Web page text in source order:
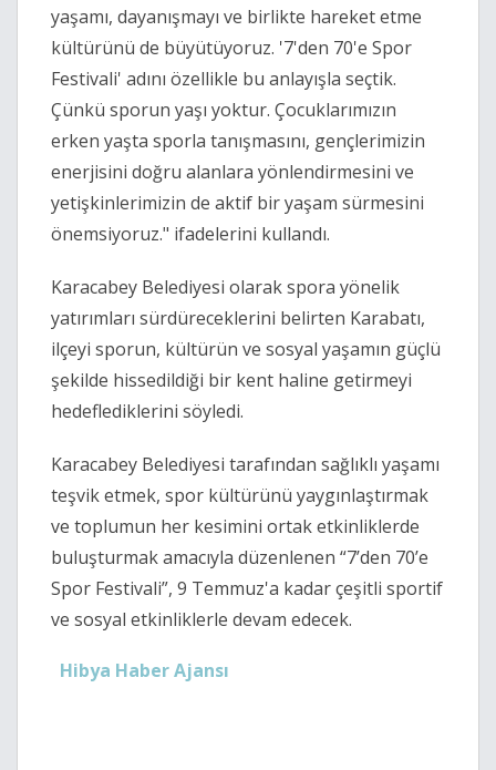
yaşamı, dayanışmayı ve birlikte hareket etme
kültürünü de büyütüyoruz. '7'den 70'e Spor
Festivali' adını özellikle bu anlayışla seçtik.
Çünkü sporun yaşı yoktur. Çocuklarımızın
erken yaşta sporla tanışmasını, gençlerimizin
enerjisini doğru alanlara yönlendirmesini ve
yetişkinlerimizin de aktif bir yaşam sürmesini
önemsiyoruz." ifadelerini kullandı.
Karacabey Belediyesi olarak spora yönelik
yatırımları sürdüreceklerini belirten Karabatı,
ilçeyi sporun, kültürün ve sosyal yaşamın güçlü
şekilde hissedildiği bir kent haline getirmeyi
hedeflediklerini söyledi.
Karacabey Belediyesi tarafından sağlıklı yaşamı
teşvik etmek, spor kültürünü yaygınlaştırmak
ve toplumun her kesimini ortak etkinliklerde
buluşturmak amacıyla düzenlenen “7’den 70’e
Spor Festivali”, 9 Temmuz'a kadar çeşitli sportif
ve sosyal etkinliklerle devam edecek.
Hibya Haber Ajansı